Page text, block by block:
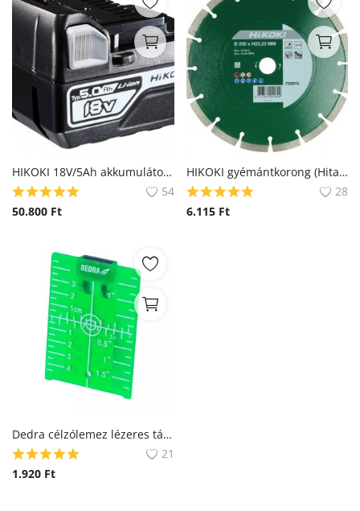
HIKOKI 18V/5Ah akkumulátor (335790-BSL1850) (Hitachi)
54
50.800 Ft
HIKOKI gyémántkorong (Hitachi)
28
6.115 Ft
Dedra célzólemez lézeres távolságmérőhöz
21
1.920 Ft